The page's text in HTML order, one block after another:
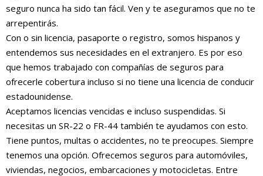
seguro nunca ha sido tan fácil. Ven y te aseguramos que no te
arrepentirás.
Con o sin licencia, pasaporte o registro, somos hispanos y
entendemos sus necesidades en el extranjero. Es por eso
que hemos trabajado con compañías de seguros para
ofrecerle cobertura incluso si no tiene una licencia de conducir
estadounidense.
Aceptamos licencias vencidas e incluso suspendidas. Si
necesitas un SR-22 o FR-44 también te ayudamos con esto.
Tiene puntos, multas o accidentes, no te preocupes. Siempre
tenemos una opción. Ofrecemos seguros para automóviles,
viviendas, negocios, embarcaciones y motocicletas. Entre